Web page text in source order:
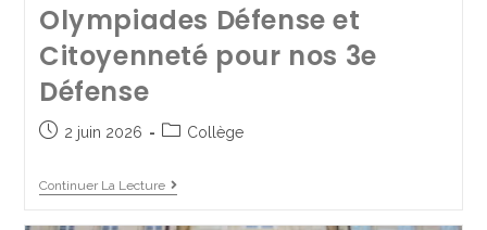
Olympiades Défense et
Citoyenneté pour nos 3e
Défense
2 juin 2026 Collège
Continuer La Lecture
Continuer La Lecture